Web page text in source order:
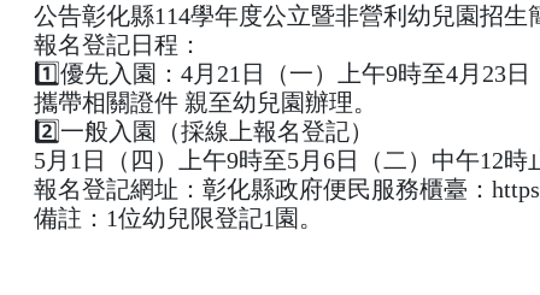
公告彰化縣114學年度公立暨非營利幼兒園招
報名登記日程：
1️⃣優先入園：4月21日（一）上午9時至4月23
攜帶相關證件 親至幼兒園辦理。
2️⃣一般入園（採線上報名登記）
5月1日（四）上午9時至5月6日（二）中午12時
報名登記網址：彰化縣政府便民服務櫃臺：
備註：1位幼兒限登記1園。